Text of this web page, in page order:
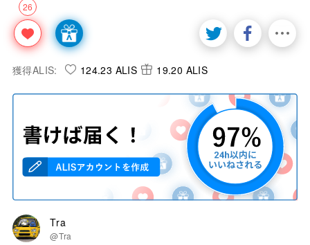
26
獲得ALIS: 124.23 ALIS 19.20 ALIS
Tra
@Tra